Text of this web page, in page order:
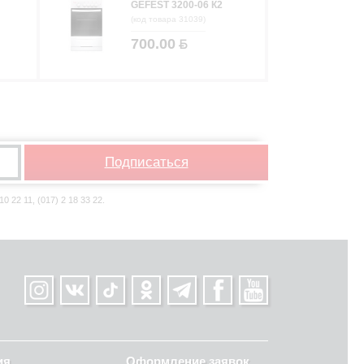
GEFEST 3200-06 К2
(код товара 31039)
700.00
Подписаться
22 11, (017) 2 18 33 22.